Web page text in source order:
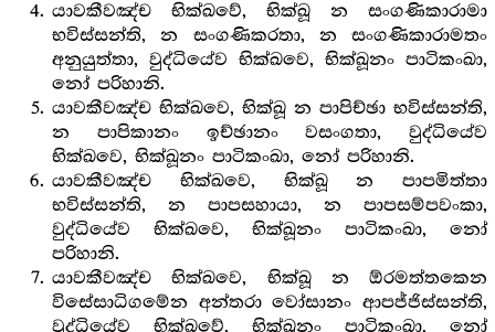
යාවකීවඤ්ච භික්ඛවේ, භික්ඛූ න සංගණිකාරාමා
භවිස්සන්ති, න සංගණිකරතා, න සංගණිකාරාමතං
අනුයුත්තා, වුද්ධියේව භික්ඛවෙ, භික්ඛූනං පාටිකංඛා,
නෝ පරිහානි.
යාවකීවඤ්ච භික්ඛවෙ, භික්ඛූ න පාපිච්ඡා භවිස්සන්ති,
න පාපිකානං ඉච්ඡානං වසංගතා, වුද්ධියේව
භික්ඛවෙ, භික්ඛූනං පාටිකංඛා, නෝ පරිහානි.
යාවකීවඤ්ච භික්ඛවෙ, භික්ඛූ න පාපමිත්තා
භවිස්සන්ති, න පාපසහායා, න පාපසම්පවංකා,
වුද්ධියේව භික්ඛවෙ, භික්ඛූනං පාටිකංඛා, නෝ
පරිහානි.
යාවකීවඤ්ච භික්ඛවෙ, භික්ඛූ න ඕරමත්තකෙන
විසේසාධිගමේන අන්තරා වෝසානං ආපජ්ජිස්සන්ති,
වුද්ධියේව භික්ඛවේ, භික්ඛූනං පාටිකංඛා, නෝ